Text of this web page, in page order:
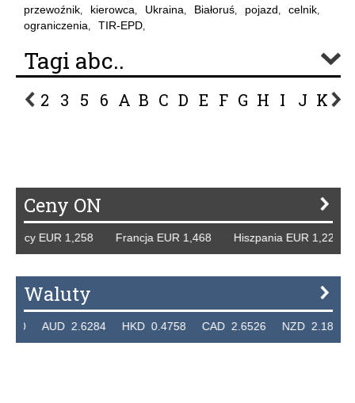
przewoźnik, kierowca, Ukraina, Białoruś, pojazd, celnik,
ograniczenia, TIR-EPD,
Tagi abc..
2 3 5 6 A B C D E F G H I J K L
Ceny ON
EUR 1,258 Francja EUR 1,468 Hiszpania EUR 1,229
Waluty
AUD 2.6284 HKD 0.4758 CAD 2.6526 NZD 2.1871